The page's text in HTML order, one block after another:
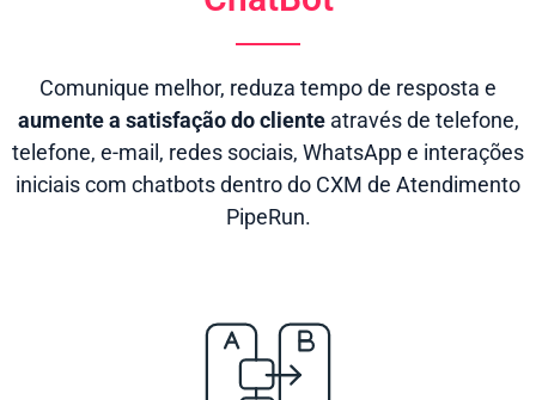
Comunique melhor, reduza tempo de resposta e
aumente a satisfação do clienteatravés de telefone,
telefone, e-mail, redes sociais, WhatsApp e interações
iniciais com chatbots dentro do CXM de Atendimento
PipeRun.